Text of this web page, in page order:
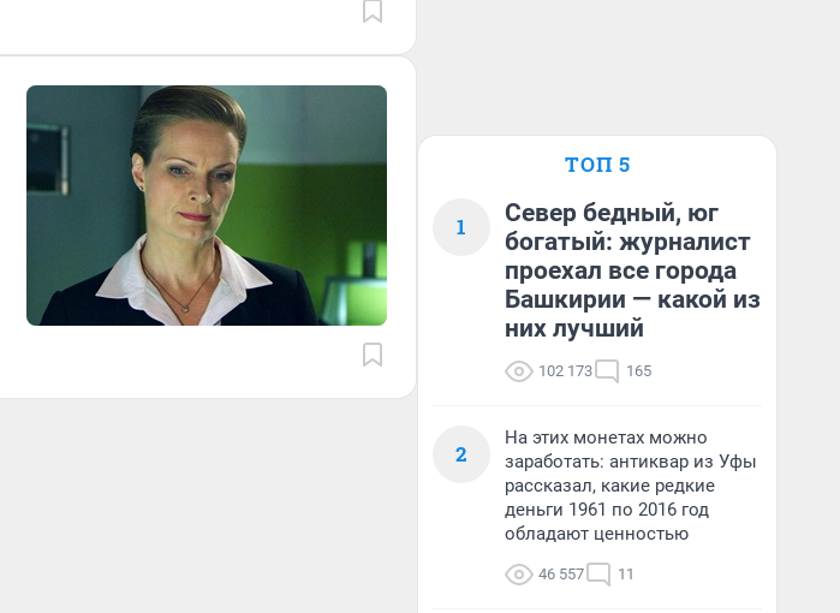
ТОП 5
1
Север бедный, юг
богатый: журналист
проехал все города
Башкирии — какой из
них лучший
102 173 165
2
На этих монетах можно
заработать: антиквар из Уфы
рассказал, какие редкие
деньги 1961 по 2016 год
обладают ценностью
46 557 11